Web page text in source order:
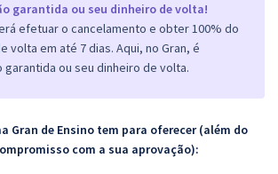
garantida ou seu dinheiro de volta!
efetuar o cancelamento e obter 100% do
volta em até 7 dias. Aqui, no Gran, é
garantida ou seu dinheiro de volta.
Gran de Ensino tem para oferecer (além do
com a sua aprovação):